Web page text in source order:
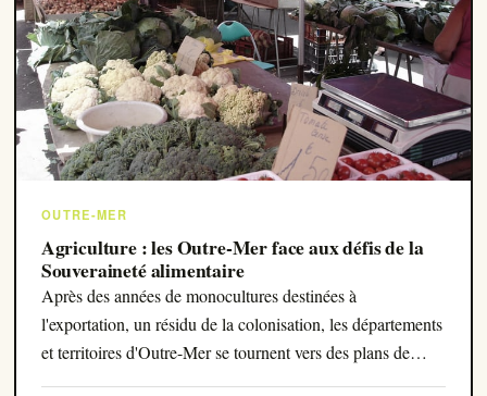
OUTRE-MER
Agriculture : les Outre-Mer face aux défis de la
Souveraineté alimentaire
Après des années de monocultures destinées à
l'exportation, un résidu de la colonisation, les départements
et territoires d'Outre-Mer se tournent vers des plans de